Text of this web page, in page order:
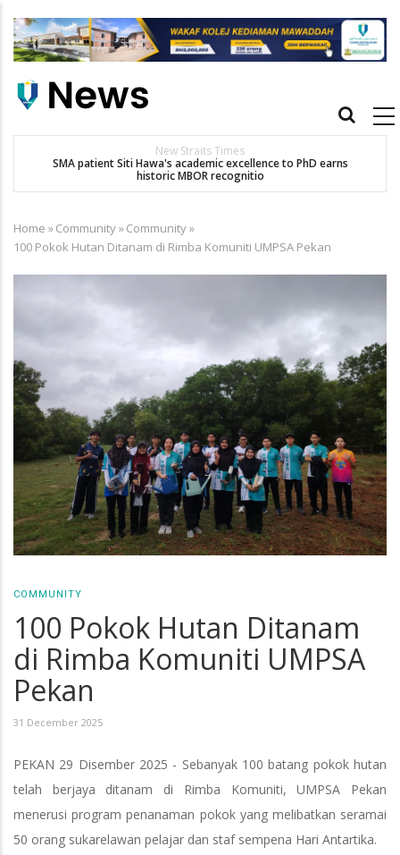
main
Main
New Straits Times
SMA patient Siti Hawa's academic excellence to PhD earns
historic MBOR recognitio
Breadcrumb
Home »Community»Community»
100 Pokok Hutan Ditanam di Rimba Komuniti UMPSA Pekan
COMMUNITY
100 Pokok Hutan Ditanam
di Rimba Komuniti UMPSA
Pekan
31 December 2025
PEKAN 29 Disember 2025 - Sebanyak 100 batang pokok hutan
telah berjaya ditanam di Rimba Komuniti, UMPSA Pekan
menerusi program penanaman pokok yang melibatkan seramai
50 orang sukarelawan pelajar dan staf sempena Hari Antartika.